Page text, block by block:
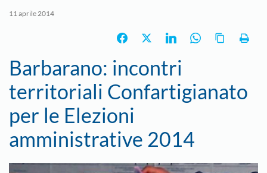
11 aprile 2014
Barbarano: incontri
territoriali Confartigianato
per le Elezioni
amministrative 2014